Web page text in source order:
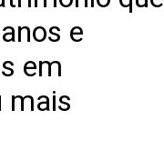
e
em
mais